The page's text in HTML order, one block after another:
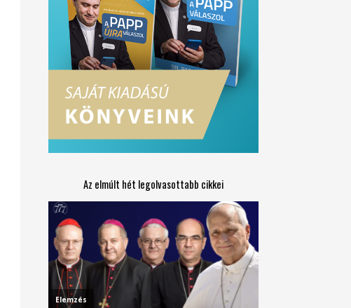
Az elmúlt hét legolvasottabb cikkei